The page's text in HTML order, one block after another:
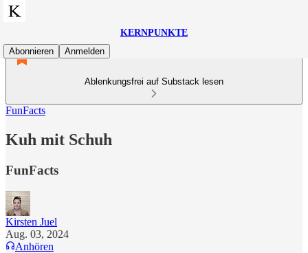
KERNPUNKTE
Abonnieren
Anmelden
Ablenkungsfrei auf Substack lesen
FunFacts
Kuh mit Schuh
FunFacts
Kirsten Juel
Aug. 03, 2024
Anhören